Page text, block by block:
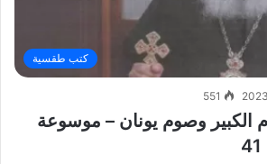
كتب طقسية
551
الكبير وصوم يونان – موسوعة